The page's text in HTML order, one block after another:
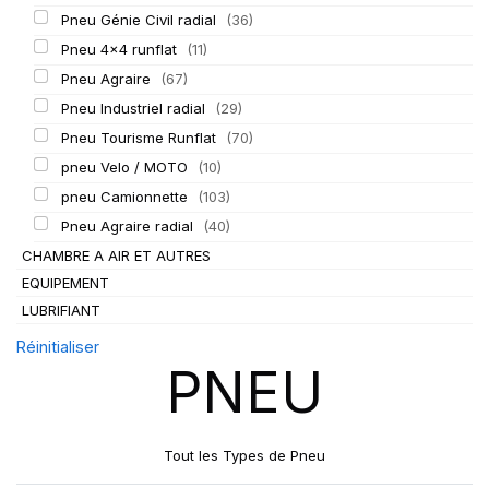
Pneu Génie Civil radial
(36)
Pneu 4x4 runflat
(11)
Pneu Agraire
(67)
Pneu Industriel radial
(29)
Pneu Tourisme Runflat
(70)
pneu Velo / MOTO
(10)
pneu Camionnette
(103)
Pneu Agraire radial
(40)
CHAMBRE A AIR ET AUTRES
EQUIPEMENT
LUBRIFIANT
Réinitialiser
PNEU
Tout les Types de Pneu